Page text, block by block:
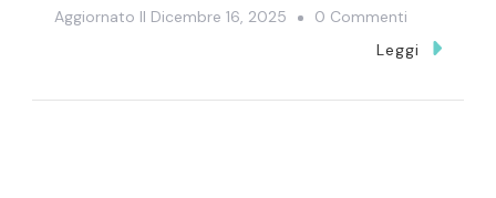
Aggiornato Il Dicembre 16, 2025 0 Commenti
Migliori
Leggi